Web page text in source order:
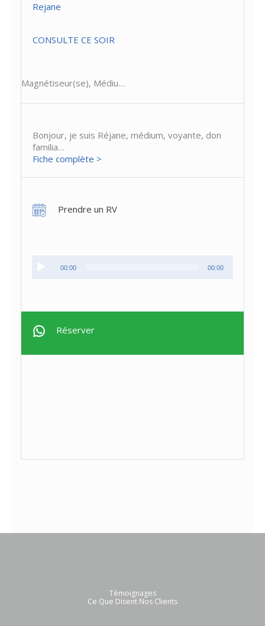
Rejane
CONSULTE CE SOIR
Magnétiseur(se), Médiu…
Bonjour, je suis Réjane, médium, voyante, don
familia…
Fiche complète >
Prendre un RV
00:00 00:00
Réserver
Témoignages
Ce Que Disent Nos Clients